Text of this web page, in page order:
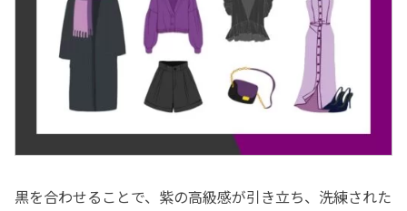
黒を合わせることで、紫の高級感が引き立ち、洗練された